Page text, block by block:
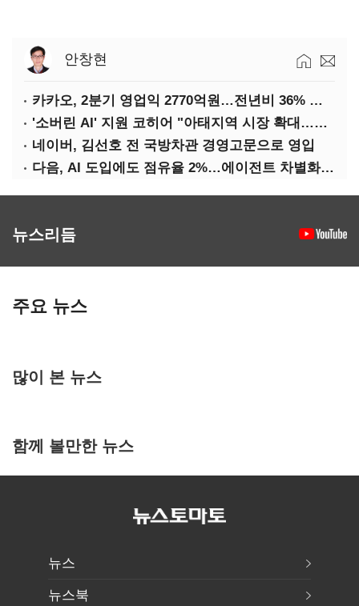
안창현
카카오, 2분기 영업익 2770억원…전년비 36% 증가
'소버린 AI' 지원 코히어 "아태지역 시장 확대…한국·일본 법인 설립"
네이버, 김선호 전 국방차관 경영고문으로 영입
다음, AI 도입에도 점유율 2%…에이전트 차별화가 관건
뉴스리듬
주요 뉴스
많이 본 뉴스
함께 볼만한 뉴스
뉴스
뉴스북